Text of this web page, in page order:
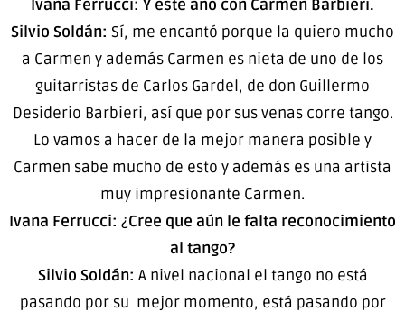
Ivana Ferrucci: Y este año con Carmen Barbieri.
Silvio Soldán: Sí, me encantó porque la quiero mucho
a Carmen y además Carmen es nieta de uno de los
guitarristas de Carlos Gardel, de don Guillermo
Desiderio Barbieri, así que por sus venas corre tango.
Lo vamos a hacer de la mejor manera posible y
Carmen sabe mucho de esto y además es una artista
muy impresionante Carmen.
Ivana Ferrucci: ¿Cree que aún le falta reconocimiento
al tango?
Silvio Soldán: A nivel nacional el tango no está
pasando por su mejor momento, está pasando por